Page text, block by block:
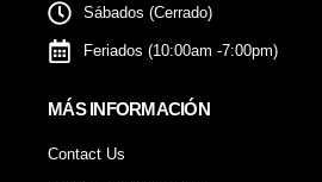
Sábados (Cerrado)
Feriados (10:00am -7:00pm)
MÁS INFORMACIÓN
Contact Us